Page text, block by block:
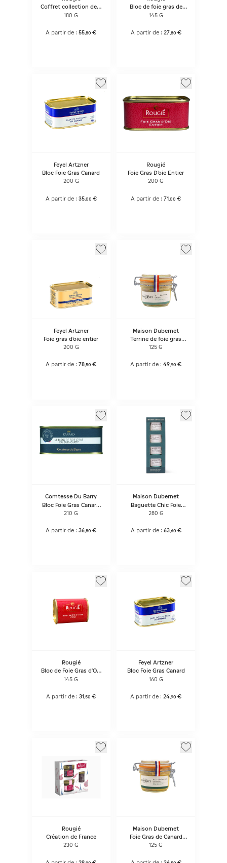
Coffret collection de 3
Foie gras de canard
entier
180 G
A partir de :55 ,80 €
Bloc de foie gras de
canard
145 G
A partir de : 27 80 €
Feyel Artzner
Bloc Foie Gras Canard
200 G
A partir de : 35, 00 €
Rougié
Foie Gras D'oie Entier
200 G
A partir de :71 ,00 €
Feyel Artzner
Foie gras d'oie entier
200 G
A partir de :78,50 €
Maison Dubernet
Terrine de foie gras
d'oie entier mi-cuit
125 G
A partir de :49,90 €
Comtesse Du Barry
Bloc Foie Gras Canard
So
210 G
A partir de :36,80 €
Maison Dubernet
Baguette Chic Foie
Gras 4x70g 1/12
280 G
A partir de : 63,60 €
Rougié
Bloc de Foie Gras d'Oie
Boîte Trapèze
145 G
A partir de :31 ,50 €
Feyel Artzner
Bloc Foie Gras Canard
160 G
A partir de :24 ,90 €
Rougié
Création de France
230 G
Maison Dubernet
Foie Gras de Canard
Entier en Bocal – 125 g
125 G